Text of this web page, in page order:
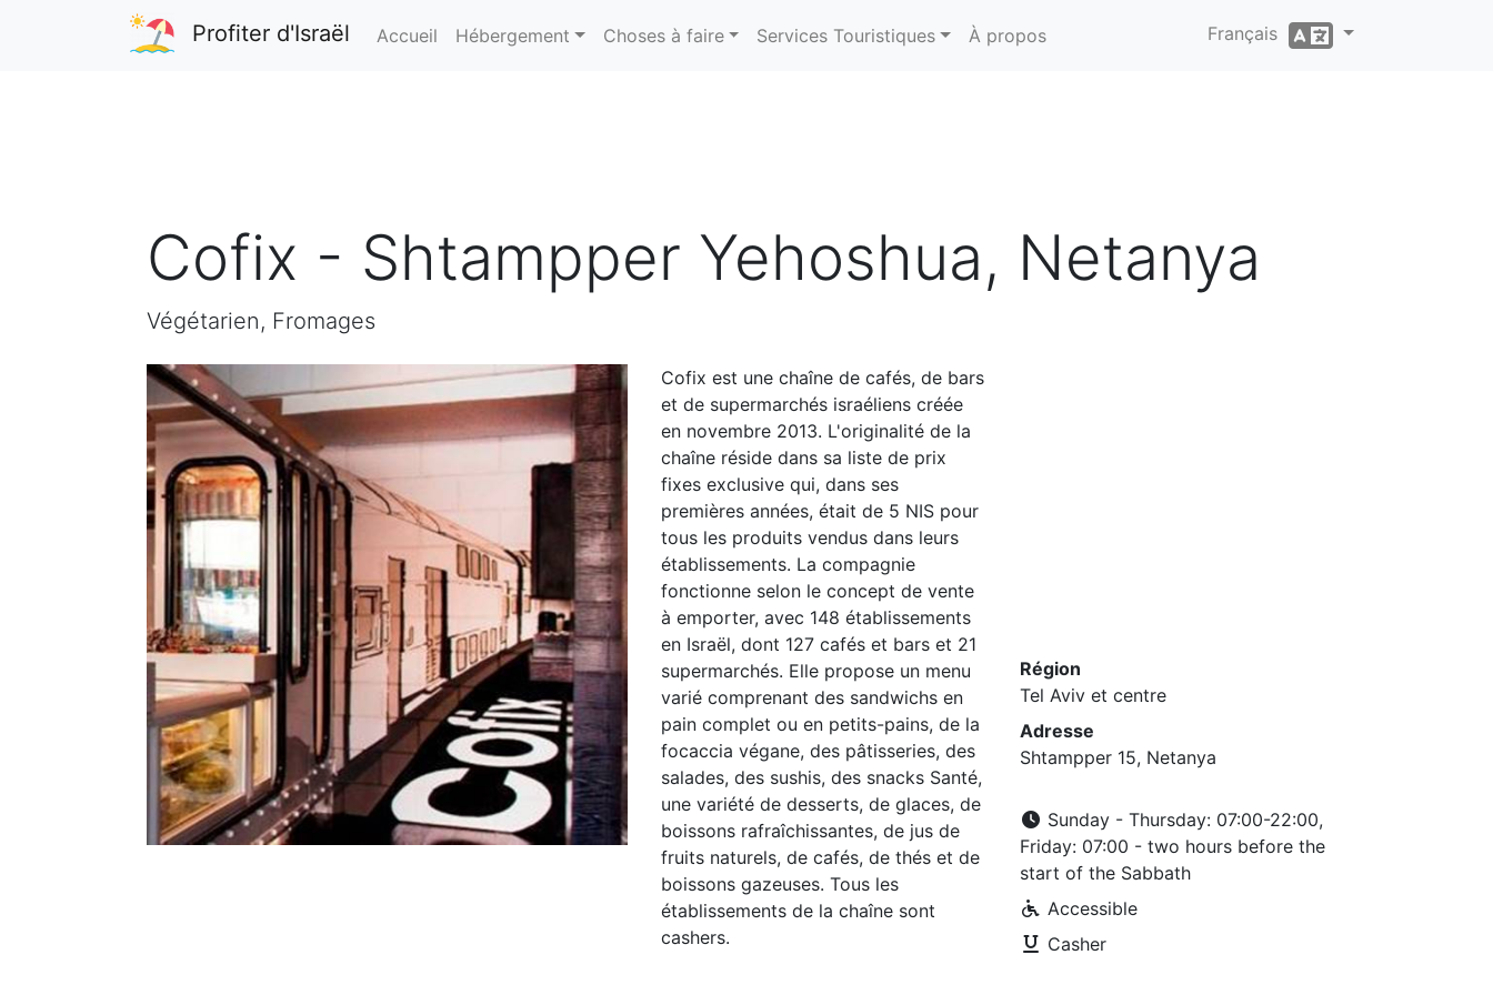
Profiter d'Israël Accueil Hébergement Choses à faire Services Touristiques À propos Français
Cofix - Shtampper Yehoshua, Netanya
Végétarien, Fromages
Cofix est une chaîne de cafés, de bars
et de supermarchés israéliens créée
en novembre 2013. L'originalité de la
chaîne réside dans sa liste de prix
fixes exclusive qui, dans ses
premières années, était de 5 NIS pour
tous les produits vendus dans leurs
établissements. La compagnie
fonctionne selon le concept de vente
à emporter, avec 148 établissements
en Israël, dont 127 cafés et bars et 21
supermarchés. Elle propose un menu
varié comprenant des sandwichs en
pain complet ou en petits-pains, de la
focaccia végane, des pâtisseries, des
salades, des sushis, des snacks Santé,
une variété de desserts, de glaces, de
boissons rafraîchissantes, de jus de
fruits naturels, de cafés, de thés et de
boissons gazeuses. Tous les
établissements de la chaîne sont
cashers.
Région
Tel Aviv et centre
Adresse
Shtampper 15, Netanya
Sunday - Thursday: 07:00-22:00,
Friday: 07:00 - two hours before the
start of the Sabbath
Accessible
Casher